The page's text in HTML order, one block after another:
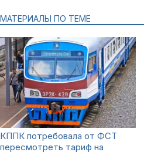
МАТЕРИАЛЫ ПО ТЕМЕ
КППК потребовала от ФСТ
пересмотреть тариф на